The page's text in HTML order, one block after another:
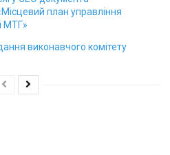
план управління
МТГ»
виконавчого комітету